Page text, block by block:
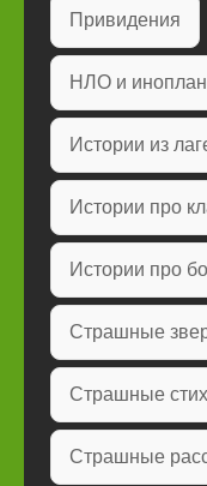
Привидения
НЛО и
Истории из
Истории про
Истории про
Страшные
Страшные
Страшные